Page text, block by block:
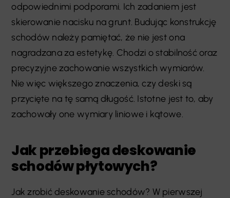
odpowiednimi podporami. Ich zadaniem jest
skierowanie nacisku na grunt. Budując konstrukcję
schodów należy pamiętać, że nie jest ona
nagradzana za estetykę. Chodzi o stabilność oraz
precyzyjne zachowanie wszystkich wymiarów.
Nie więc większego znaczenia, czy deski są
przycięte na tę samą długość. Istotne jest to, aby
zachowały one wymiary liniowe i kątowe.
Jak przebiega deskowanie
schodów płytowych?
Jak zrobić deskowanie schodów? W pierwszej